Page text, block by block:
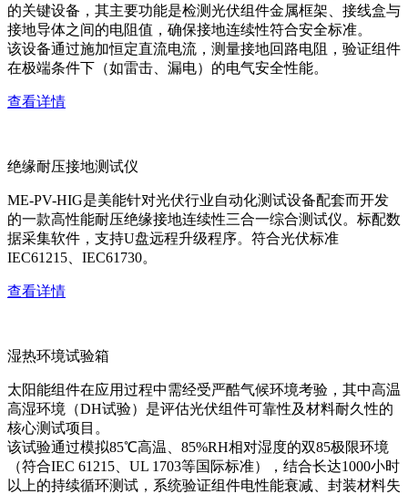
的关键设备，其主要功能是检测光伏组件金属框架、接线盒与
接地导体之间的电阻值，确保接地连续性符合安全标准。
该设备通过施加恒定直流电流，测量接地回路电阻，验证组件
在极端条件下（如雷击、漏电）的电气安全性能。
查看详情
绝缘耐压接地测试仪
ME-PV-HIG是美能针对光伏行业自动化测试设备配套而开发
的一款高性能耐压绝缘接地连续性三合一综合测试仪。标配数
据采集软件，支持U盘远程升级程序。符合光伏标准
IEC61215、IEC61730。
查看详情
湿热环境试验箱
太阳能组件在应用过程中需经受严酷气候环境考验，其中高温
高湿环境（DH试验）是评估光伏组件可靠性及材料耐久性的
核心测试项目。
该试验通过模拟85℃高温、85%RH相对湿度的双85极限环境
（符合IEC 61215、UL 1703等国际标准），结合长达1000小时
以上的持续循环测试，系统验证组件电性能衰减、封装材料失